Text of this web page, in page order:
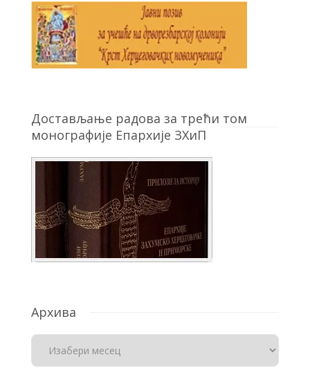
Достављање радова за трећи том
монографије Епархије ЗХиП
Архива